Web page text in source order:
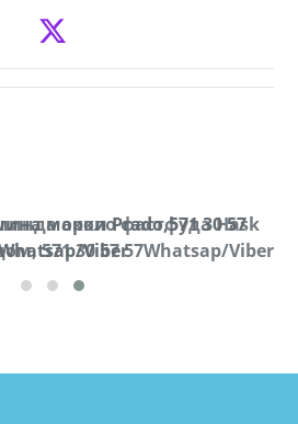
около фастфуда Hask
571 30 57 57Whatsap/Viber
марки Prado,571 30 57
Viber